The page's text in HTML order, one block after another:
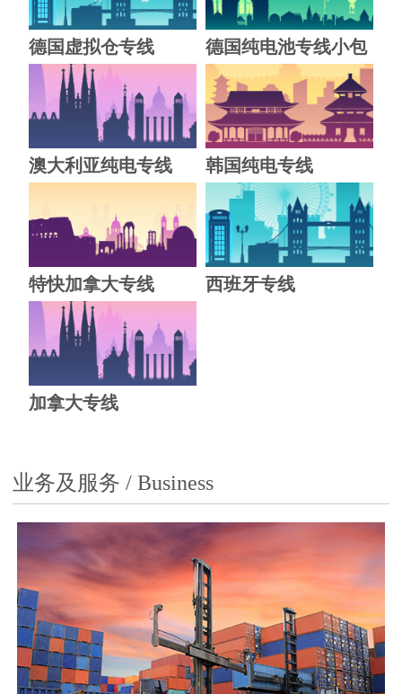
德国虚拟仓专线 德国纯电池专线小包
澳大利亚纯电专线 韩国纯电专线
特快加拿大专线 西班牙专线
加拿大专线
业务及服务 / Business